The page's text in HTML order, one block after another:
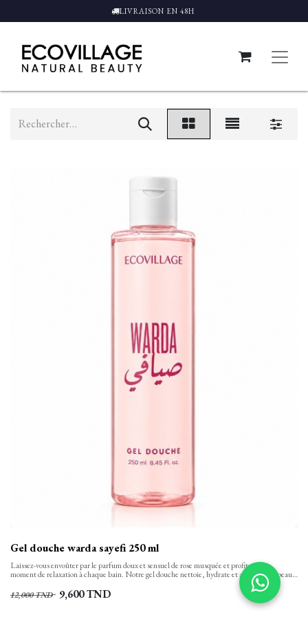
LIVRAISON EN 48H
Gel douche warda sayefi 250 ml
Laissez-vous envoûter par le parfum doux et sensuel de rose musquée et profitez d’un
moment de relaxation à chaque bain. Notre gel douche nettoie, hydrate et apaise votre peau
tout en finesse et la laisse propre, confortable et soyeusement douce. Sa texture onctueuse,
aux notes florales se transforme en une mousse rinçable facilement.
12,000TND 9,600TND